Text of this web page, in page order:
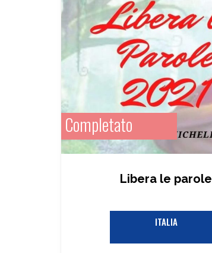
Completato
Libera le parole
ITALIA